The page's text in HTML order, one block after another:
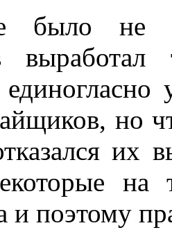
было не
но
их
и поэтому